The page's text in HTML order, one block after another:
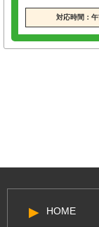
対応時間：
HOME